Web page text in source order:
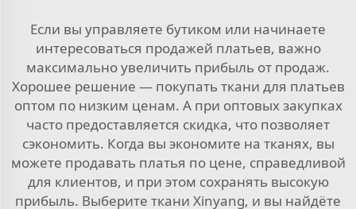
Если вы управляете бутиком или начинаете
интересоваться продажей платьев, важно
максимально увеличить прибыль от продаж.
Хорошее решение — покупать ткани для платьев
оптом по низким ценам. А при оптовых закупках
часто предоставляется скидка, что позволяет
сэкономить. Когда вы экономите на тканях, вы
можете продавать платья по цене, справедливой
для клиентов, и при этом сохранять высокую
прибыль. Выберите ткани Xinyang, и вы найдёте